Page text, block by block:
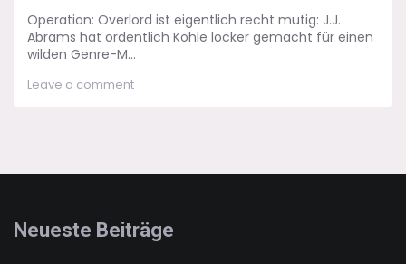
Operation: Overlord ist eigentlich recht mutig: J.J.
Abrams hat ordentlich Kohle locker gemacht für einen
wilden Genre-M...
Leave a commenton
Neueste Beiträge